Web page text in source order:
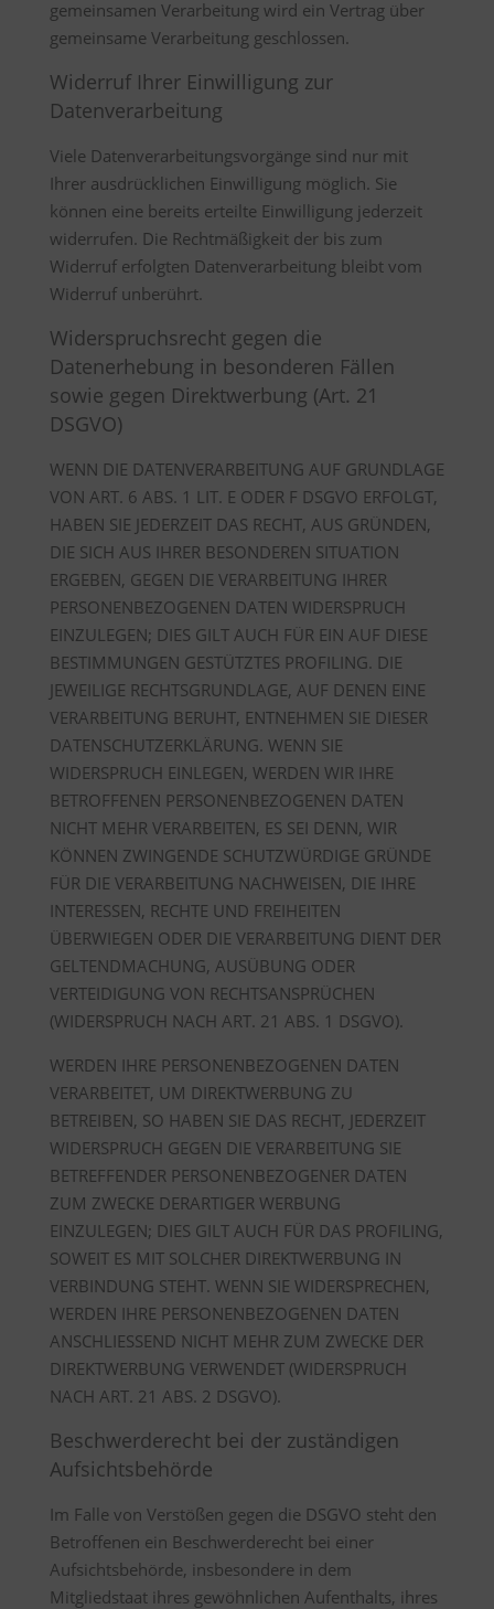
gemeinsamen Verarbeitung wird ein Vertrag über
gemeinsame Verarbeitung geschlossen.
Widerruf Ihrer Einwilligung zur
Datenverarbeitung
Viele Datenverarbeitungsvorgänge sind nur mit
Ihrer ausdrücklichen Einwilligung möglich. Sie
können eine bereits erteilte Einwilligung jederzeit
widerrufen. Die Rechtmäßigkeit der bis zum
Widerruf erfolgten Datenverarbeitung bleibt vom
Widerruf unberührt.
Widerspruchsrecht gegen die
Datenerhebung in besonderen Fällen
sowie gegen Direktwerbung (Art. 21
DSGVO)
WENN DIE DATENVERARBEITUNG AUF GRUNDLAGE
VON ART. 6 ABS. 1 LIT. E ODER F DSGVO ERFOLGT,
HABEN SIE JEDERZEIT DAS RECHT, AUS GRÜNDEN,
DIE SICH AUS IHRER BESONDEREN SITUATION
ERGEBEN, GEGEN DIE VERARBEITUNG IHRER
PERSONENBEZOGENEN DATEN WIDERSPRUCH
EINZULEGEN; DIES GILT AUCH FÜR EIN AUF DIESE
BESTIMMUNGEN GESTÜTZTES PROFILING. DIE
JEWEILIGE RECHTSGRUNDLAGE, AUF DENEN EINE
VERARBEITUNG BERUHT, ENTNEHMEN SIE DIESER
DATENSCHUTZERKLÄRUNG. WENN SIE
WIDERSPRUCH EINLEGEN, WERDEN WIR IHRE
BETROFFENEN PERSONENBEZOGENEN DATEN
NICHT MEHR VERARBEITEN, ES SEI DENN, WIR
KÖNNEN ZWINGENDE SCHUTZWÜRDIGE GRÜNDE
FÜR DIE VERARBEITUNG NACHWEISEN, DIE IHRE
INTERESSEN, RECHTE UND FREIHEITEN
ÜBERWIEGEN ODER DIE VERARBEITUNG DIENT DER
GELTENDMACHUNG, AUSÜBUNG ODER
VERTEIDIGUNG VON RECHTSANSPRÜCHEN
(WIDERSPRUCH NACH ART. 21 ABS. 1 DSGVO).
WERDEN IHRE PERSONENBEZOGENEN DATEN
VERARBEITET, UM DIREKTWERBUNG ZU
BETREIBEN, SO HABEN SIE DAS RECHT, JEDERZEIT
WIDERSPRUCH GEGEN DIE VERARBEITUNG SIE
BETREFFENDER PERSONENBEZOGENER DATEN
ZUM ZWECKE DERARTIGER WERBUNG
EINZULEGEN; DIES GILT AUCH FÜR DAS PROFILING,
SOWEIT ES MIT SOLCHER DIREKTWERBUNG IN
VERBINDUNG STEHT. WENN SIE WIDERSPRECHEN,
WERDEN IHRE PERSONENBEZOGENEN DATEN
ANSCHLIESSEND NICHT MEHR ZUM ZWECKE DER
DIREKTWERBUNG VERWENDET (WIDERSPRUCH
NACH ART. 21 ABS. 2 DSGVO).
Beschwerderecht bei der zuständigen
Aufsichtsbehörde
Im Falle von Verstößen gegen die DSGVO steht den
Betroffenen ein Beschwerderecht bei einer
Aufsichtsbehörde, insbesondere in dem
Mitgliedstaat ihres gewöhnlichen Aufenthalts, ihres